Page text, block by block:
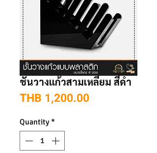
ชั้นวางแก้วสามเหลี่ยม สีดำ
THB 1,200.00Price
Quantity *